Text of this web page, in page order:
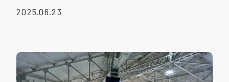
2025.06.23